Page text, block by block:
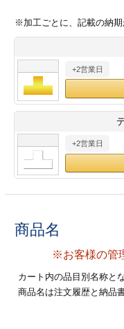
業ツール印刷
＆盛り上げ印刷
/送料について
ムカード
型マル型印刷
ード印刷
印刷
ード印刷
印刷
形マル型
印刷
名刺印刷
プル請求
1
2 3
8 9 10
14
15 16 17
28
29 30
※加工ごとに、記載の納期
+2営業日
+2営業日
商品名
※お客様の管
カート内の品目別名称と
商品名は注文履歴と納品